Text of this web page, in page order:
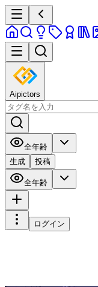
Aipictors
全年齢
生成
投稿
全年齢
ログイン